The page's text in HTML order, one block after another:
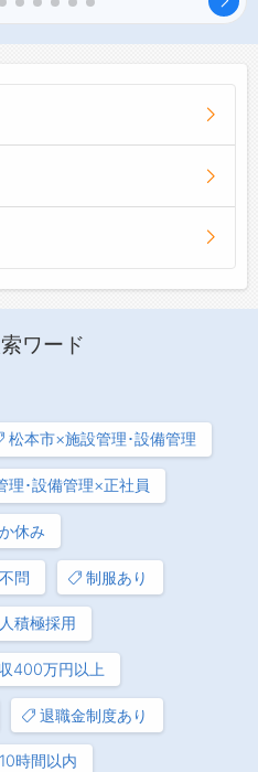
ワード
松本市×施設管理･設備管理
理･設備管理×正社員
休み
問 制服あり
積極採用
400万円以上
退職金制度あり
時間以内